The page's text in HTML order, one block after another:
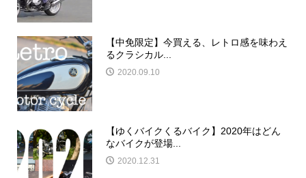
【中免限定】今買える、レトロ感を味わえ
るクラシカル...
2020.09.10
【ゆくバイクくるバイク】2020年はどん
なバイクが登場...
2020.12.31